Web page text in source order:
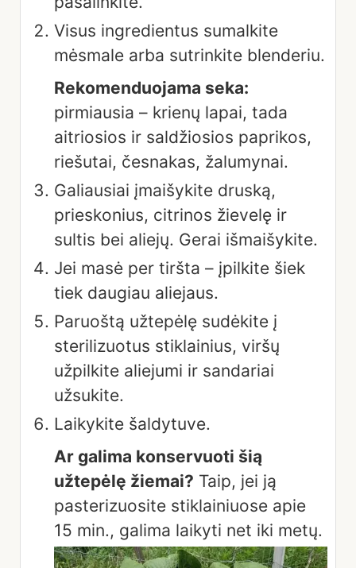
Visus ingredientus sumalkite
mėsmale arba sutrinkite blenderiu.
Rekomenduojama seka:
pirmiausia – krienų lapai, tada
aitriosios ir saldžiosios paprikos,
riešutai, česnakas, žalumynai.
Galiausiai įmaišykite druską,
prieskonius, citrinos žievelę ir
sultis bei aliejų. Gerai išmaišykite.
Jei masė per tiršta – įpilkite šiek
tiek daugiau aliejaus.
Paruoštą užtepėlę sudėkite į
sterilizuotus stiklainius, viršų
užpilkite aliejumi ir sandariai
užsukite.
Laikykite šaldytuve.
Ar galima konservuoti šią
užtepėlę žiemai? Taip, jei ją
pasterizuosite stiklainiuose apie
15 min., galima laikyti net iki metų.